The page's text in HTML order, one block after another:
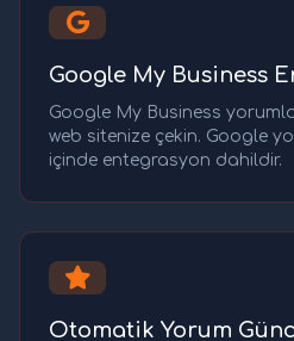
Google My Business
Google My Business
web sitenize çekin. Google
içinde entegrasyon dahildir.
Otomatik Yorum